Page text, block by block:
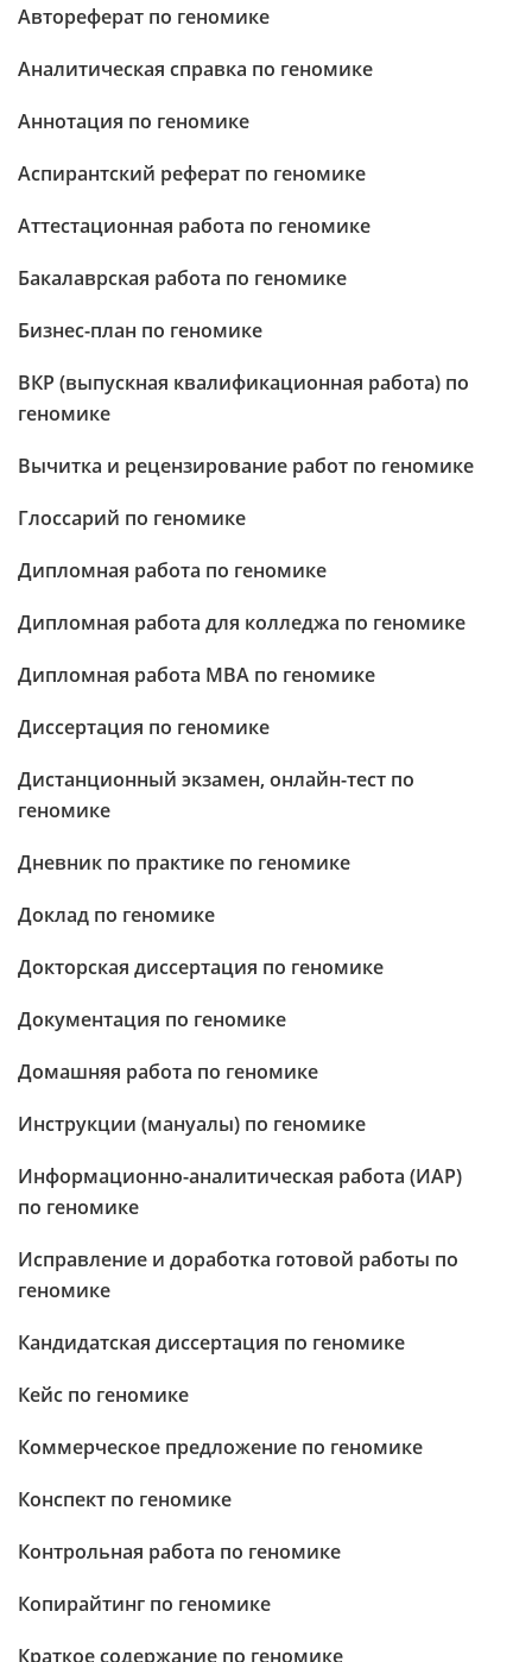
Автореферат по геномике
Аналитическая справка по геномике
Аннотация по геномике
Аспирантский реферат по геномике
Аттестационная работа по геномике
Бакалаврская работа по геномике
Бизнес-план по геномике
ВКР (выпускная квалификационная работа) по
геномике
Вычитка и рецензирование работ по геномике
Глоссарий по геномике
Дипломная работа по геномике
Дипломная работа для колледжа по геномике
Дипломная работа МВА по геномике
Диссертация по геномике
Дистанционный экзамен, онлайн-тест по
геномике
Дневник по практике по геномике
Доклад по геномике
Докторская диссертация по геномике
Документация по геномике
Домашняя работа по геномике
Инструкции (мануалы) по геномике
Информационно-аналитическая работа (ИАР)
по геномике
Исправление и доработка готовой работы по
геномике
Кандидатская диссертация по геномике
Кейс по геномике
Коммерческое предложение по геномике
Конспект по геномике
Контрольная работа по геномике
Копирайтинг по геномике
Краткое содержание по геномике